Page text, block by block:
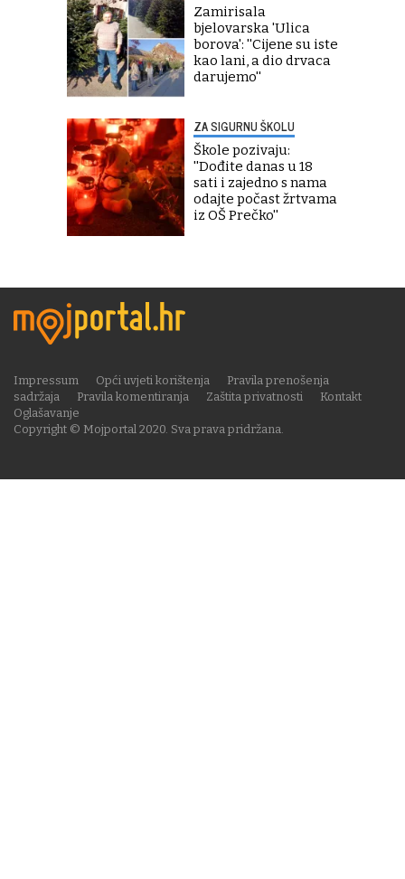
Zamirisala
bjelovarska 'Ulica
borova': ''Cijene su iste
kao lani, a dio drvaca
darujemo''
ZA SIGURNU ŠKOLU
Škole pozivaju:
''Dođite danas u 18
sati i zajedno s nama
odajte počast žrtvama
iz OŠ Prečko''
Copyright © Mojportal 2020. Sva prava pridržana.
Impressum Opći uvjeti korištenja
Pravila prenošenja
sadržaja
Pravila komentiranja Zaštita privatnosti
Kontakt
Oglašavanje